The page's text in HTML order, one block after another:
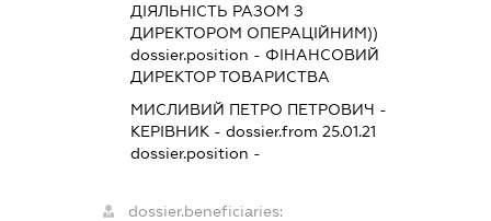
ДІЯЛЬНІСТЬ РАЗОМ З
ДИРЕКТОРОМ ОПЕРАЦІЙНИМ))
dossier.position - ФІНАНСОВИЙ
ДИРЕКТОР ТОВАРИСТВА
МИСЛИВИЙ ПЕТРО ПЕТРОВИЧ -
КЕРІВНИК - dossier.from 25.01.21
dossier.position -
dossier.beneficiaries: